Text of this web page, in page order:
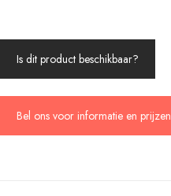
Is dit product beschikbaar?
Bel ons voor informatie en prijzen